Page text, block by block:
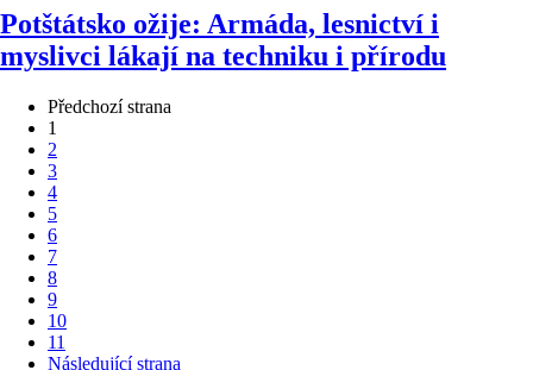
Potštátsko ožije: Armáda, lesnictví i
myslivci lákají na techniku i přírodu
Předchozí strana
1
2
3
4
5
6
7
8
9
10
11
Následující strana